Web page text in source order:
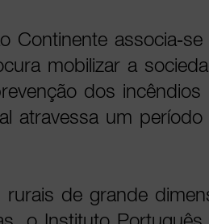
Continente associa-
mobilizar a
dos incêndios
atravessa um período
de grande